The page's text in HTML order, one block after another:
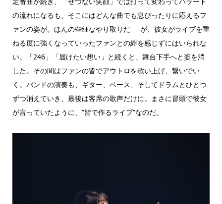
の流れになるも、そこにはどんな曲でも息ぴったりに応えるフ
ァンの姿が。ほんの些細なやり取りだ が、彼女がライブを重
ねる度に強くなっていったファンとの絆を感じずにはいられな
い。「246」「届けたい想い」と続くと、舞台下手へと姿を消
した。その間はファンの皆でアウトロを歌い上げ、繋いでい
く。バンドの演奏も、ギター、ベース、そしてドラムとひとつ
ずつ消えていき、最後は客席の歌声だけに。まさに冒頭で彼女
が言っていたように、”皆で作るライブ”なのだ。